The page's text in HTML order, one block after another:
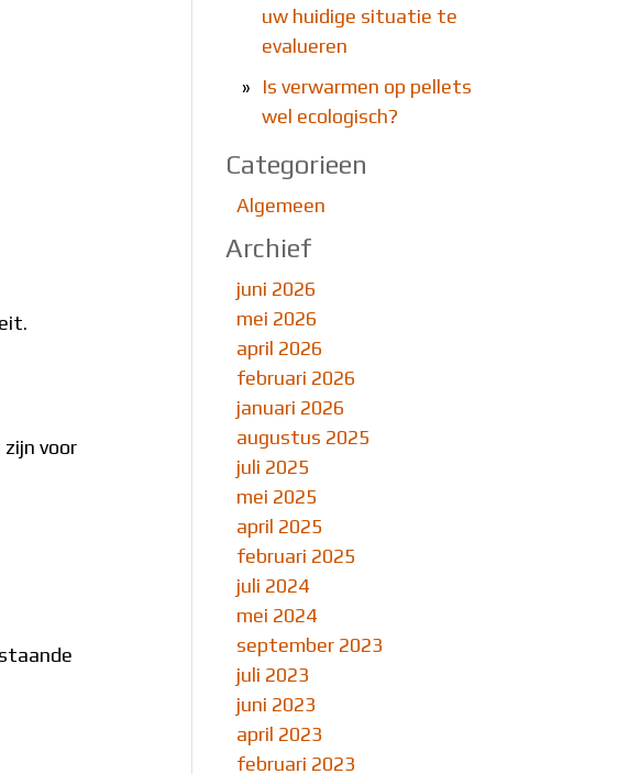
voor
uw huidige situatie te
evalueren
»
Is verwarmen op pellets
wel ecologisch?
Categorieen
Algemeen
Archief
juni 2026
mei 2026
april 2026
februari 2026
januari 2026
augustus 2025
juli 2025
mei 2025
april 2025
februari 2025
juli 2024
mei 2024
september 2023
juli 2023
juni 2023
april 2023
februari 2023